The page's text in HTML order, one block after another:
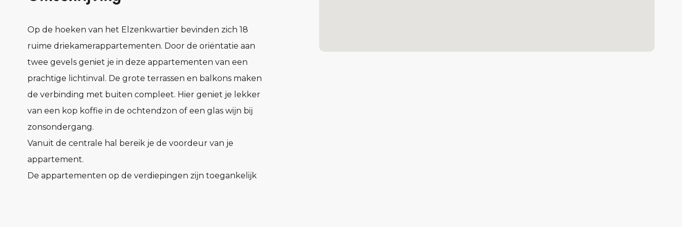
Op de hoeken van het Elzenkwartier bevinden zich 18
ruime driekamerappartementen. Door de oriëntatie aan
twee gevels geniet je in deze appartementen van een
prachtige lichtinval. De grote terrassen en balkons maken
de verbinding met buiten compleet. Hier geniet je lekker
van een kop koffie in de ochtendzon of een glas wijn bij
zonsondergang.
Vanuit de centrale hal bereik je de voordeur van je
appartement.
De appartementen op de verdiepingen zijn toegankelijk